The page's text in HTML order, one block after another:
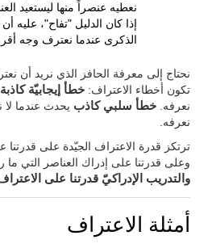
نعطيه عنصراً منها ليستعيد
إذا كان الدليل "تفاح"،
الذكرى عندما نعترف وجه
نحتاج إلى معرفة الحافز الذي نريد أن
تكون أخطاء الاعتراف:خطأ إيجابيّة كاذبة
نعرفه.خطأ سلبي كاذب يحدث عندما
نعرفه.
ترتكز قدرة الاعتراف الجيّدة على قدرتنا
وعلى قدرتنا على إدراك العناصر التي ما
والتدريب الإدراكيّ قدرتنا على
أمثلة الاعتراف